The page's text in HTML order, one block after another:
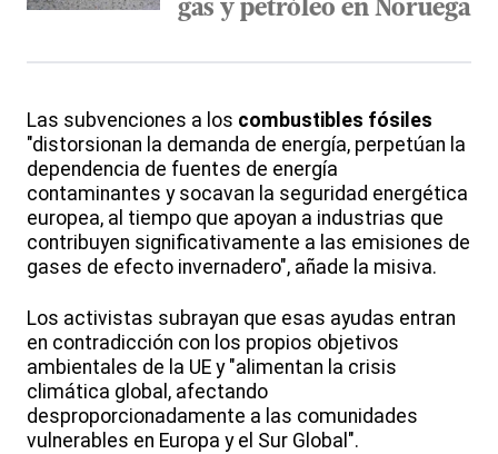
gas y petróleo en Noruega
Las subvenciones a los combustibles fósiles
"distorsionan la demanda de energía, perpetúan la
dependencia de fuentes de energía
contaminantes y socavan la seguridad energética
europea, al tiempo que apoyan a industrias que
contribuyen significativamente a las emisiones de
gases de efecto invernadero", añade la misiva.
Los activistas subrayan que esas ayudas entran
en contradicción con los propios objetivos
ambientales de la UE y "alimentan la crisis
climática global, afectando
desproporcionadamente a las comunidades
vulnerables en Europa y el Sur Global".